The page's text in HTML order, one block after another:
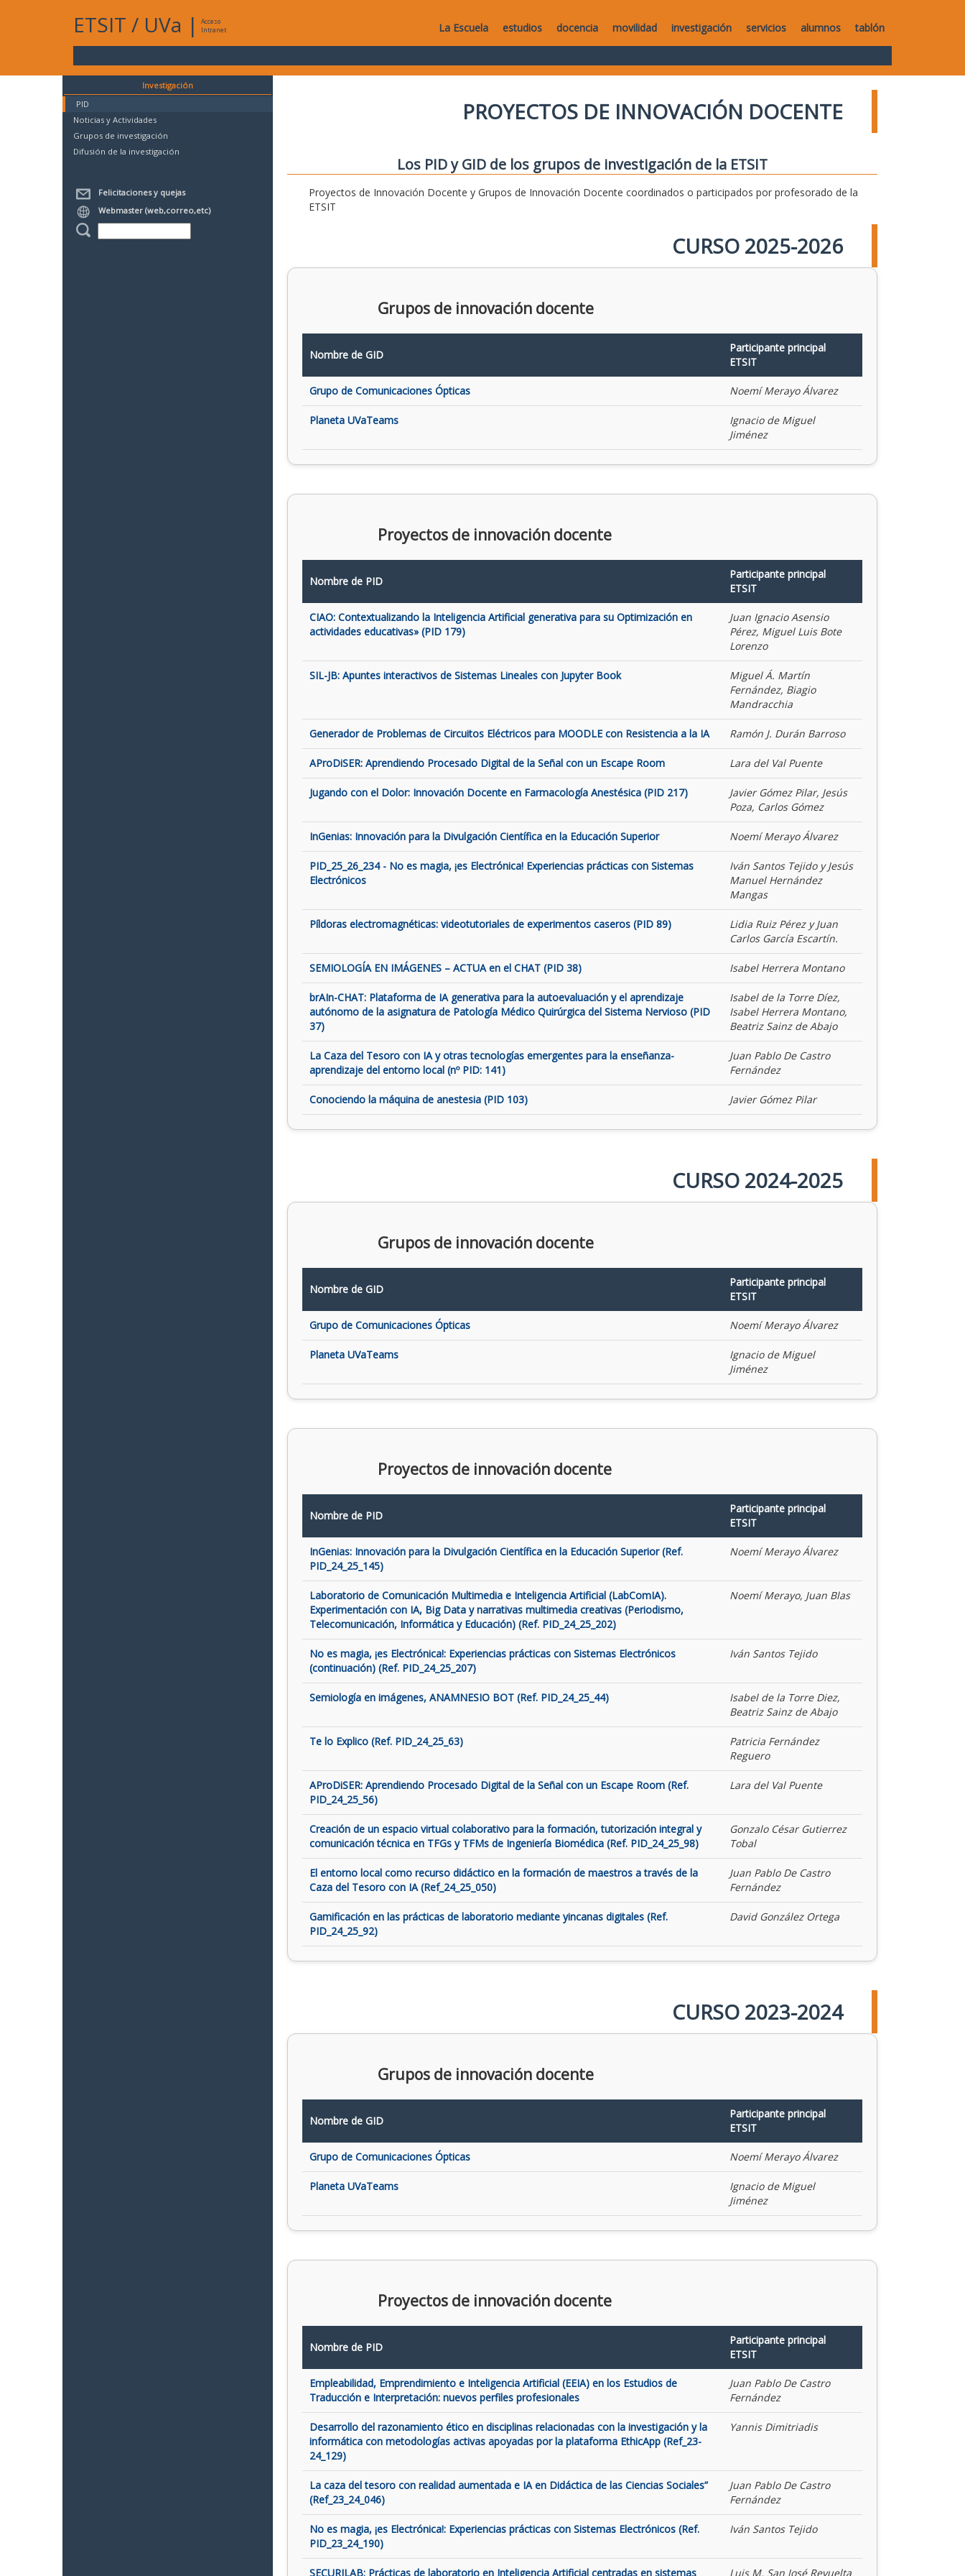
ETSIT / UVa |
Acceso
Intranet
La Escuela estudios docencia movilidad investigación servicios alumnos tablón
Investigación
PID
Noticias y Actividades
Grupos de investigación
Difusión de la investigación
Felicitaciones y quejas
Webmaster (web,correo,etc)
PROYECTOS DE INNOVACIÓN DOCENTE
Los PID y GID de los grupos de investigación de la ETSIT
Proyectos de Innovación Docente y Grupos de Innovación Docente coordinados o participados por profesorado de la
ETSIT
CURSO 2025-2026
Grupos de innovación docente
Nombre de GID
Participante principal
ETSIT
Grupo de Comunicaciones Ópticas Noemí Merayo Álvarez
Planeta UVaTeams
Ignacio de Miguel
Jiménez
Proyectos de innovación docente
Nombre de PID
Participante principal
ETSIT
CIAO: Contextualizando la Inteligencia Artificial generativa para su Optimización en
actividades educativas» (PID 179)
Juan Ignacio Asensio
Pérez, Miguel Luis Bote
Lorenzo
SIL-JB: Apuntes interactivos de Sistemas Lineales con Jupyter Book
Miguel Á. Martín
Fernández, Biagio
Mandracchia
Generador de Problemas de Circuitos Eléctricos para MOODLE con Resistencia a la IA Ramón J. Durán Barroso
AProDiSER: Aprendiendo Procesado Digital de la Señal con un Escape Room Lara del Val Puente
Jugando con el Dolor: Innovación Docente en Farmacología Anestésica (PID 217)
Javier Gómez Pilar, Jesús
Poza, Carlos Gómez
InGenias: Innovación para la Divulgación Científica en la Educación Superior Noemí Merayo Álvarez
PID_25_26_234 - No es magia, ¡es Electrónica! Experiencias prácticas con Sistemas
Electrónicos
Iván Santos Tejido y Jesús
Manuel Hernández
Mangas
Píldoras electromagnéticas: videotutoriales de experimentos caseros (PID 89)
Lidia Ruiz Pérez y Juan
Carlos García Escartín.
SEMIOLOGÍA EN IMÁGENES – ACTUA en el CHAT (PID 38) Isabel Herrera Montano
brAIn-CHAT: Plataforma de IA generativa para la autoevaluación y el aprendizaje
autónomo de la asignatura de Patología Médico Quirúrgica del Sistema Nervioso (PID
37)
Isabel de la Torre Díez,
Isabel Herrera Montano,
Beatriz Sainz de Abajo
La Caza del Tesoro con IA y otras tecnologías emergentes para la enseñanza-
aprendizaje del entorno local (nº PID: 141)
Juan Pablo De Castro
Fernández
Conociendo la máquina de anestesia (PID 103) Javier Gómez Pilar
CURSO 2024-2025
Grupos de innovación docente
Nombre de GID
Participante principal
ETSIT
Grupo de Comunicaciones Ópticas Noemí Merayo Álvarez
Planeta UVaTeams
Ignacio de Miguel
Jiménez
Proyectos de innovación docente
Nombre de PID
Participante principal
ETSIT
InGenias: Innovación para la Divulgación Científica en la Educación Superior (Ref.
PID_24_25_145)
Noemí Merayo Álvarez
Laboratorio de Comunicación Multimedia e Inteligencia Artificial (LabComIA).
Experimentación con IA, Big Data y narrativas multimedia creativas (Periodismo,
Telecomunicación, Informática y Educación) (Ref. PID_24_25_202)
Noemí Merayo, Juan Blas
No es magia, ¡es Electrónica!: Experiencias prácticas con Sistemas Electrónicos
(continuación) (Ref. PID_24_25_207)
Iván Santos Tejido
Semiología en imágenes, ANAMNESIO BOT (Ref. PID_24_25_44)
Isabel de la Torre Diez,
Beatriz Sainz de Abajo
Te lo Explico (Ref. PID_24_25_63)
Patricia Fernández
Reguero
AProDiSER: Aprendiendo Procesado Digital de la Señal con un Escape Room (Ref.
PID_24_25_56)
Lara del Val Puente
Creación de un espacio virtual colaborativo para la formación, tutorización integral y
comunicación técnica en TFGs y TFMs de Ingeniería Biomédica (Ref. PID_24_25_98)
Gonzalo César Gutierrez
Tobal
El entorno local como recurso didáctico en la formación de maestros a través de la
Caza del Tesoro con IA (Ref_24_25_050)
Juan Pablo De Castro
Fernández
Gamificación en las prácticas de laboratorio mediante yincanas digitales (Ref.
PID_24_25_92)
David González Ortega
CURSO 2023-2024
Grupos de innovación docente
Nombre de GID
Participante principal
ETSIT
Grupo de Comunicaciones Ópticas Noemí Merayo Álvarez
Planeta UVaTeams
Ignacio de Miguel
Jiménez
Proyectos de innovación docente
Nombre de PID
Participante principal
ETSIT
Empleabilidad, Emprendimiento e Inteligencia Artificial (EEIA) en los Estudios de
Traducción e Interpretación: nuevos perfiles profesionales
Juan Pablo De Castro
Fernández
Desarrollo del razonamiento ético en disciplinas relacionadas con la investigación y la
informática con metodologías activas apoyadas por la plataforma EthicApp (Ref_23-
24_129)
Yannis Dimitriadis
La caza del tesoro con realidad aumentada e IA en Didáctica de las Ciencias Sociales”
(Ref_23_24_046)
Juan Pablo De Castro
Fernández
No es magia, ¡es Electrónica!: Experiencias prácticas con Sistemas Electrónicos (Ref.
PID_23_24_190)
Iván Santos Tejido
SECURILAB: Prácticas de laboratorio en Inteligencia Artificial centradas en sistemas Luis M. San José Revuelta